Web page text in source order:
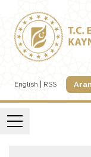
English RSS